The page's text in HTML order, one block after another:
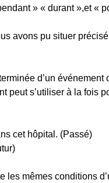
» « durant »,et «
avons pu situer
d’un
s’utiliser à la fois
cet hôpital. (Passé)
les mêmes conditions